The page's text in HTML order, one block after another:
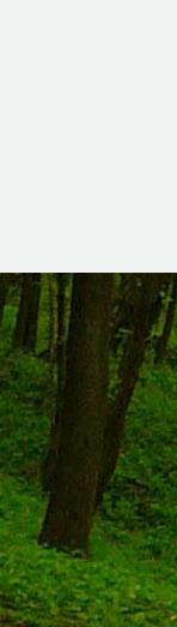
Kapcsolódó
oldalak